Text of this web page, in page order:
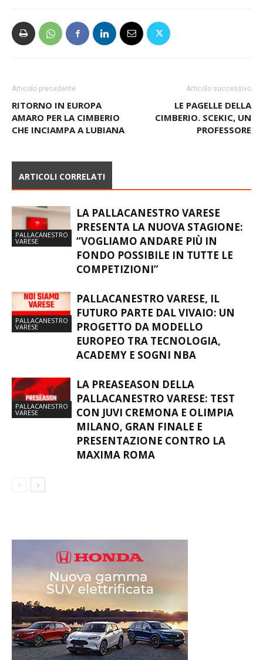
Articolo precedente
RITORNO IN EUROPA
AMARO PER LA CIMBERIO
CHE INCIAMPA A LUBIANA
Articolo successivo
LE PAGELLE DELLA
CIMBERIO. SCEKIC, UN
PROFESSORE
ARTICOLI CORRELATI
PALLACANESTRO
VARESE
LA PALLACANESTRO VARESE
PRESENTA LA NUOVA STAGIONE:
“VOGLIAMO ANDARE PIÙ IN
FONDO POSSIBILE IN TUTTE LE
COMPETIZIONI”
PALLACANESTRO
VARESE
PALLACANESTRO VARESE, IL
FUTURO PARTE DAL VIVAIO: UN
PROGETTO DA MODELLO
EUROPEO TRA TECNOLOGIA,
ACADEMY E SOGNI NBA
PALLACANESTRO
VARESE
LA PREASEASON DELLA
PALLACANESTRO VARESE: TEST
CON JUVI CREMONA E OLIMPIA
MILANO, GRAN FINALE E
PRESENTAZIONE CONTRO LA
MAXIMA ROMA